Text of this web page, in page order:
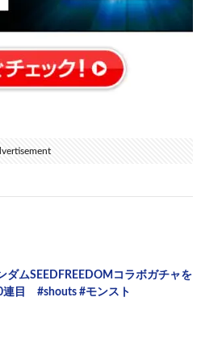
ダムSEEDFREEDOMコラボガチャを
連目 #shouts #モンスト